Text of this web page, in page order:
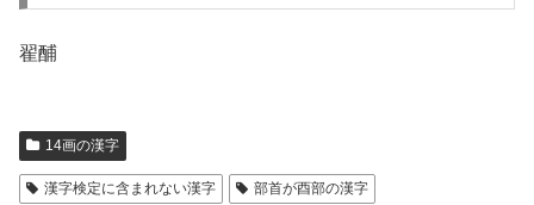
翟酺
14画の漢字
漢字検定に含まれない漢字 部首が酉部の漢字